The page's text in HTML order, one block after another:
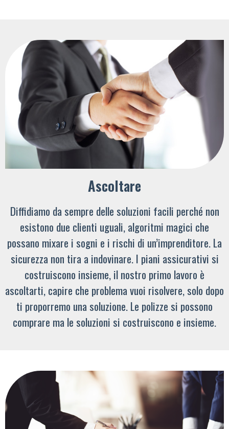
Ascoltare
Diffidiamo da sempre delle soluzioni facili perché non
esistono due clienti uguali, algoritmi magici che
possano mixare i sogni e i rischi di un’imprenditore. La
sicurezza non tira a indovinare. I piani assicurativi si
costruiscono insieme, il nostro primo lavoro è
ascoltarti, capire che problema vuoi risolvere, solo dopo
ti proporremo una soluzione. Le polizze si possono
comprare ma le soluzioni si costruiscono e insieme.